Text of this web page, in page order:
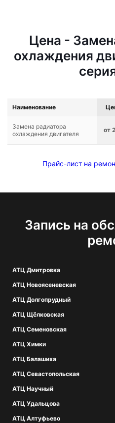
Цена -
охлаждения
Наименование
Замена радиатора
охлаждения двигателя
от
Прайс-лист на
Запись на
АТЦ Дмитровка
АТЦ Новоясеневская
АТЦ Долгопрудный
АТЦ Щёлковская
АТЦ Семеновская
АТЦ Химки
АТЦ Балашиха
АТЦ Севастопольская
АТЦ Научный
АТЦ Удальцова
АТЦ Алтуфьево